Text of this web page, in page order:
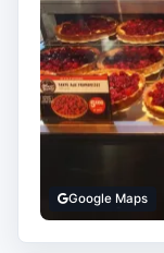
Google Maps